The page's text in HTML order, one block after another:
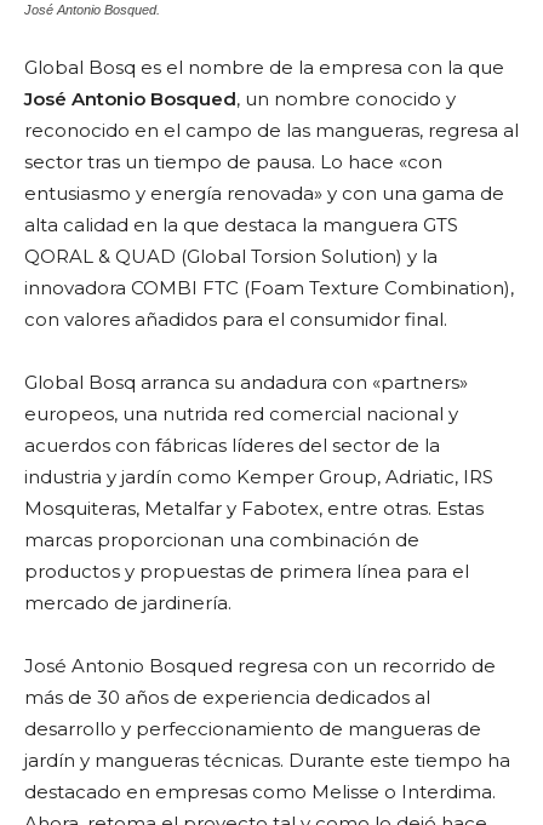
José Antonio Bosqued.
Global Bosq es el nombre de la empresa con la que
José Antonio Bosqued, un nombre conocido y
reconocido en el campo de las mangueras, regresa al
sector tras un tiempo de pausa. Lo hace «con
entusiasmo y energía renovada» y con una gama de
alta calidad en la que destaca la manguera GTS
QORAL & QUAD (Global Torsion Solution) y la
innovadora COMBI FTC (Foam Texture Combination),
con valores añadidos para el consumidor final.
Global Bosq arranca su andadura con «partners»
europeos, una nutrida red comercial nacional y
acuerdos con fábricas líderes del sector de la
industria y jardín como Kemper Group, Adriatic, IRS
Mosquiteras, Metalfar y Fabotex, entre otras. Estas
marcas proporcionan una combinación de
productos y propuestas de primera línea para el
mercado de jardinería.
José Antonio Bosqued regresa con un recorrido de
más de 30 años de experiencia dedicados al
desarrollo y perfeccionamiento de mangueras de
jardín y mangueras técnicas. Durante este tiempo ha
destacado en empresas como Melisse o Interdima.